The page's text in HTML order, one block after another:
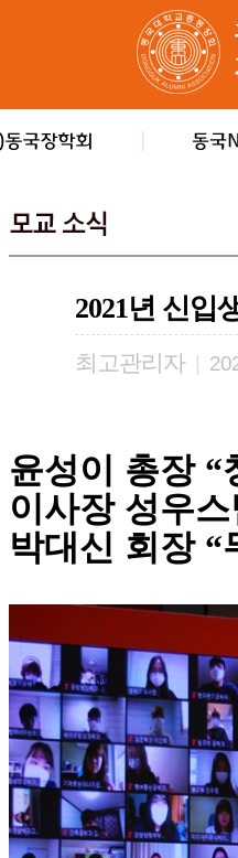
2021년 신입
최고관리자
윤성이 총장 “
이사장 성우
박대신 회장 “